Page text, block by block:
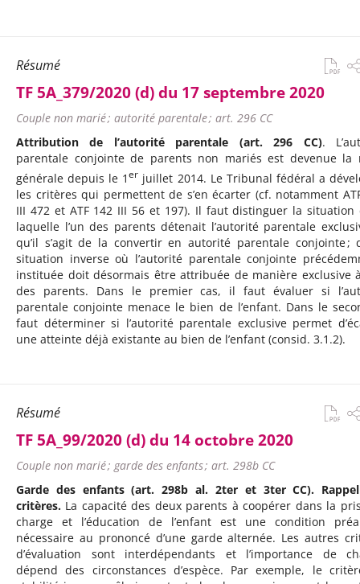
Résumé
TF 5A_379/2020 (d) du 17 septembre 2020
Couple non marié ; autorité parentale ; art. 296 CC
Attribution de l’autorité parentale (art. 296 CC).
parentale conjointe de parents non mariés est devenue la
générale depuis le 1er juillet 2014. Le Tribunal fédéral a
les critères qui permettent de s’en écarter (cf. notamment
III 472 et ATF 142 III 56 et 197). Il faut distinguer la situation
laquelle l’un des parents détenait l’autorité parentale
qu’il s’agit de la convertir en autorité parentale conjointe ;
situation inverse où l’autorité parentale conjointe
instituée doit désormais être attribuée de manière exclusive
des parents. Dans le premier cas, il faut évaluer si
parentale conjointe menace le bien de l’enfant. Dans le
faut déterminer si l’autorité parentale exclusive permet
une atteinte déjà existante au bien de l’enfant (consid. 3.1.2).
Résumé
TF 5A_99/2020 (d) du 14 octobre 2020
Couple non marié ; garde des enfants ; art. 298b CC
Garde des enfants (art. 298b al. 2ter et 3ter CC).
critères. La capacité des deux parents à coopérer dans la
charge et l’éducation de l’enfant est une condition
nécessaire au prononcé d’une garde alternée. Les autres
d’évaluation sont interdépendants et l’importance de
dépend des circonstances d’espèce. Par exemple, le